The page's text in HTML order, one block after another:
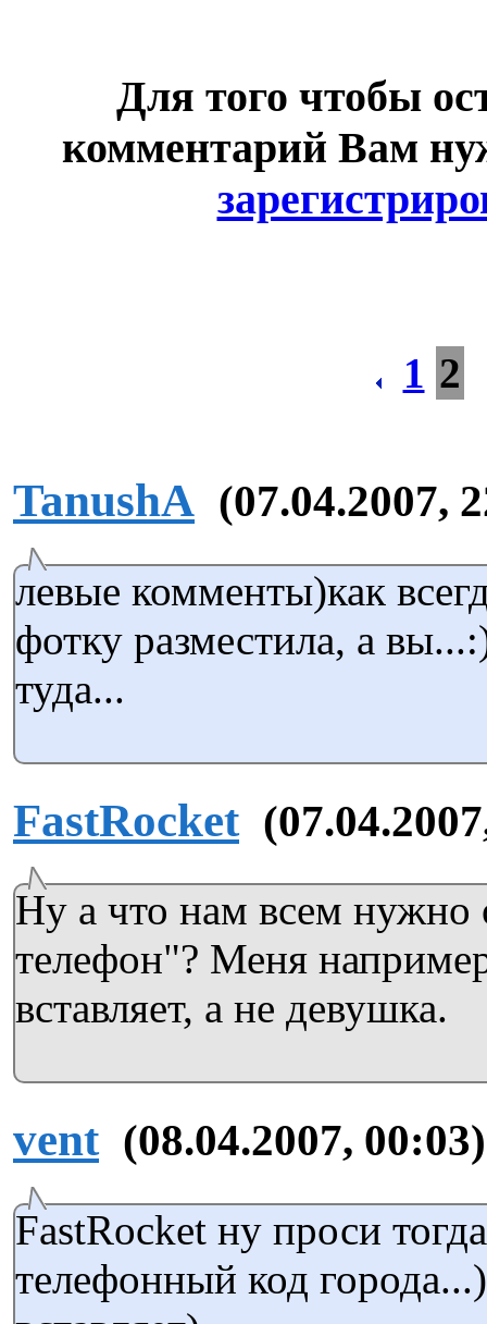
Для того чтобы
комментарий Вам
1 2
TanushA (07.04.2007,
левые комменты)как
фотку разместила, а
туда...
FastRocket
Ну а что нам всем нужно
телефон"? Меня
вставляет, а не девушка.
vent (08.04.2007, 00:03)
FastRocket ну проси
телефонный код